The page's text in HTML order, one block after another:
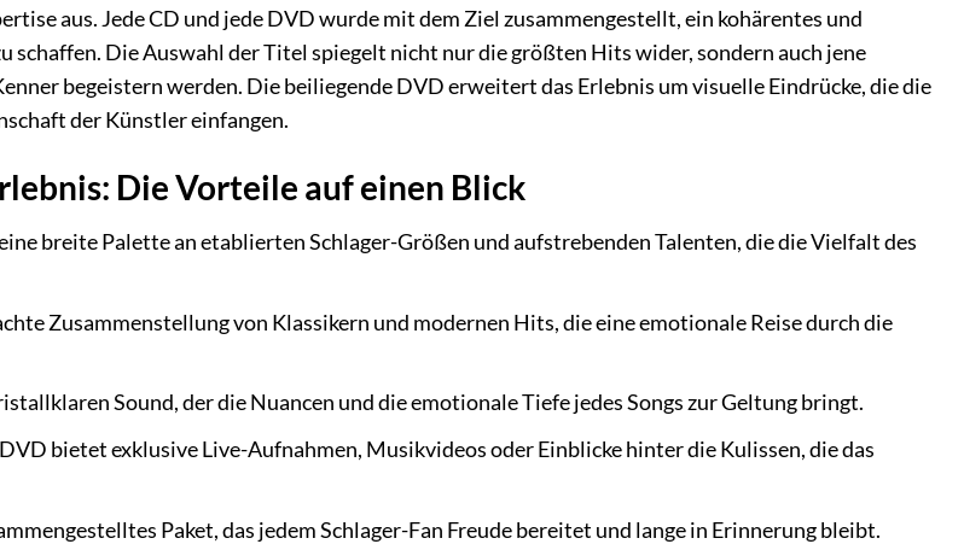
aus. Jede CD und jede DVD wurde mit dem Ziel zusammengestellt, ein kohärentes und
schaffen. Die Auswahl der Titel spiegelt nicht nur die größten Hits wider, sondern auch jene
begeistern werden. Die beiliegende DVD erweitert das Erlebnis um visuelle Eindrücke, die die
der Künstler einfangen.
Die Vorteile auf einen Blick
breite Palette an etablierten Schlager-Größen und aufstrebenden Talenten, die die Vielfalt des
Zusammenstellung von Klassikern und modernen Hits, die eine emotionale Reise durch die
Sound, der die Nuancen und die emotionale Tiefe jedes Songs zur Geltung bringt.
bietet exklusive Live-Aufnahmen, Musikvideos oder Einblicke hinter die Kulissen, die das
Paket, das jedem Schlager-Fan Freude bereitet und lange in Erinnerung bleibt.